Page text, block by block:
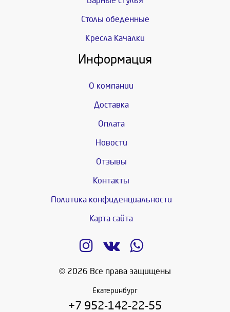
Столы обеденные
Кресла Качалки
Информация
О компании
Доставка
Оплата
Новости
Отзывы
Контакты
Политика конфиденциальности
Карта сайта
© 2026 Все права защищены
Екатеринбург
+7 952-142-22-55